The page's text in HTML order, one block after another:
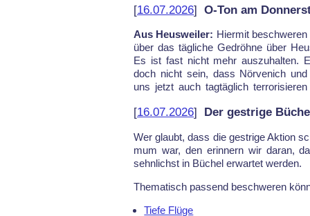
[16.07.2026] O-Ton am
Aus Heusweiler: Hier­mit
über das täg­li­che Ge­dröh­ne über
Es ist fast nicht mehr aus­zu­hal­ten.
doch nicht sein, dass Nör­ve­nich und
uns jetzt auch tag­täg­lich ter­ro­ri­sie­ren
Und un­se­re Po­li­ti­ker win­ken
Kos­ten durch. Fe­ri­en gibt es nur für
[16.07.2026] Der gestrige
Wer glaubt, dass die gest­ri­ge Ak­ti­on
mum war, den er­in­nern wir dar­an,
sehn­lichst in Bü­chel er­war­tet wer­den.
The­ma­tisch pas­send be­schwe­ren
Tiefe Flüge